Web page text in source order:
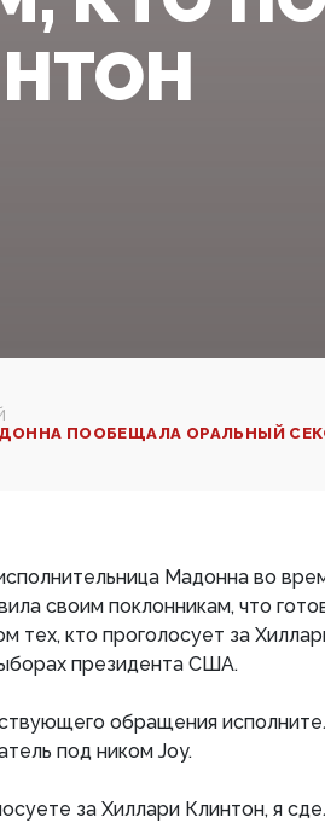
ПООБЕЩАЛА ОРАЛЬНЫЙ
Мадонна во
своим поклонникам, что
тех, кто проголосует за
президента США.
обращения
под ником Joy.
за Хиллари Клинтон, я